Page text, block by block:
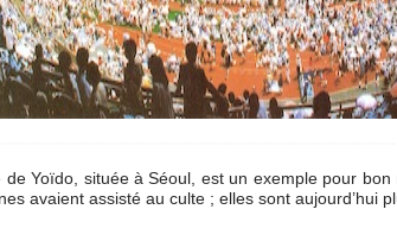
de Yoïdo, située à Séoul, est un exemple pour
avaient assisté au culte ; elles sont aujourd’hui